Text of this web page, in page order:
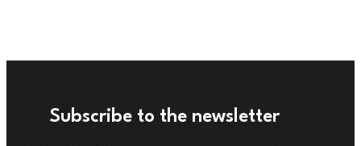
Subscribe to the newsletter